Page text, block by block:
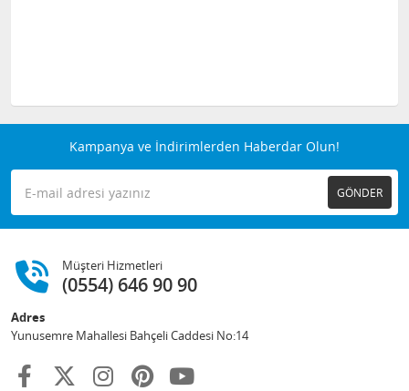
Kampanya ve İndirimlerden Haberdar Olun!
GÖNDER
Müşteri Hizmetleri
(0554) 646 90 90
Adres
Yunusemre Mahallesi Bahçeli Caddesi No:14